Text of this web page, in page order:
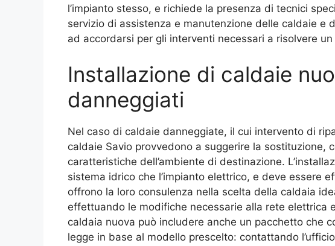
l’impianto stesso, e richiede la presenza di tecnici
servizio di assistenza e manutenzione delle caldaie e
ad accordarsi per gli interventi necessari a risolvere
Installazione di caldaie
danneggiati
Nel caso di caldaie danneggiate, il cui intervento di
caldaie Savio provvedono a suggerire la
caratteristiche dell’ambiente di destinazione.
sistema idrico che l’impianto elettrico, e deve essere
offrono la loro consulenza nella scelta della caldaia
effettuando le modifiche necessarie alla rete elettrica
caldaia nuova può includere anche un pacchetto che
legge in base al modello prescelto: contattando